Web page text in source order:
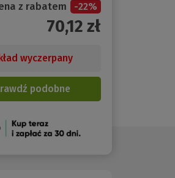
z rabatem -22%
70,12 zł
wyczerpany
podobne